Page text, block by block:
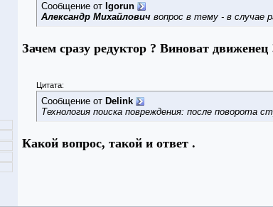
Сообщение от Igorun
Александр Михайлович вопрос в тему - в случае
Зачем сразу редуктор ? Виноват движенец
Цитата:
Сообщение от Delink
Технология поиска повреждения: после поворота
Какой вопрос, такой и ответ .